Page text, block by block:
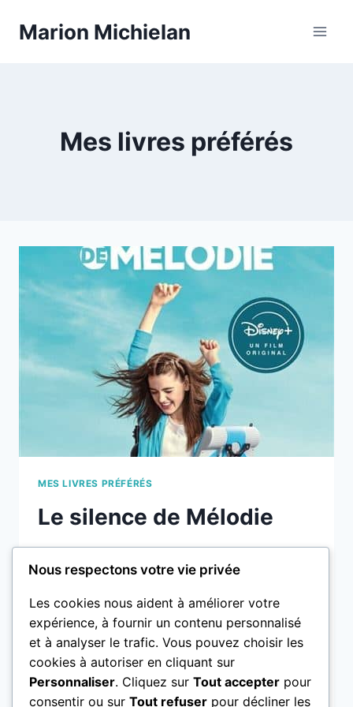
Marion Michielan
Mes livres préférés
MES LIVRES PRÉFÉRÉS
Le silence de Mélodie
ParMarion 23.11.2025
dont j’aimerais vous parler s’intitule « Le
silence de Melody. » J’adore ce livre ! Il
raconte l’histoire d’une jeune fille qui me
ressemble. Elle ne peut pas parler ni se
déplacer comme elle voudrait. Elle a une
Nous respectons votre vie privée
Les cookies nous aident à améliorer votre
expérience, à fournir un contenu personnalisé
et à analyser le trafic. Vous pouvez choisir les
cookies à autoriser en cliquant sur
Personnaliser. Cliquez sur Tout accepter pour
consentir ou sur Tout refuser pour décliner les